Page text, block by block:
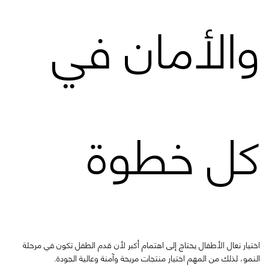
والأمان في
كل خطوة
اختيار نعال الأطفال يحتاج إلى اهتمام أكبر لأن قدم الطفل تكون في مرحلة
النمو، لذلك من المهم اختيار منتجات مريحة وآمنة وعالية الجودة.